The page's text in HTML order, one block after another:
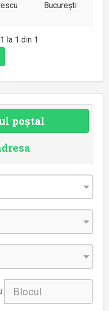
București
la 1 din 1
poștal